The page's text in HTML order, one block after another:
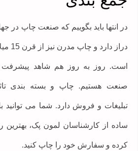
در انتها باید بگوییم که صنعت چاپ در
دراز
است. روز به روز هم شاهد پیشرفت
صنعت هستیم. چاپ و بسته بندی
تبلیغات و فروش دارد. شما می توانید
ساده از کارشناسان لمون پک،
کرده و سفارش خود را چاپ کنید.